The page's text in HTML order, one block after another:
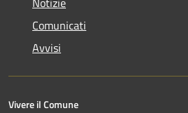
Comunicati
Avvisi
Vivere il Comune